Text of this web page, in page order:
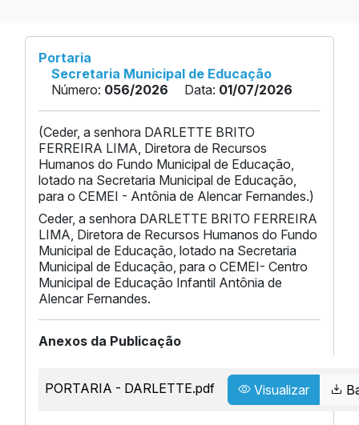
Portaria
Secretaria Municipal de Educação
Número: 056/2026 Data: 01/07/2026
(Ceder, a senhora DARLETTE BRITO
FERREIRA LIMA, Diretora de Recursos
Humanos do Fundo Municipal de Educação,
lotado na Secretaria Municipal de Educação,
para o CEMEI - Antônia de Alencar Fernandes.)
Ceder, a senhora DARLETTE BRITO FERREIRA
LIMA, Diretora de Recursos Humanos do Fundo
Municipal de Educação, lotado na Secretaria
Municipal de Educação, para o CEMEI- Centro
Municipal de Educação Infantil Antônia de
Alencar Fernandes.
Anexos da Publicação
PORTARIA - DARLETTE.pdf Visualizar